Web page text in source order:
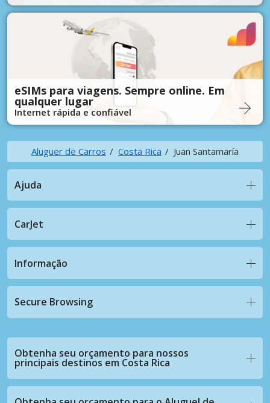
eSIMs para viagens. Sempre online. Em
qualquer lugar
Internet rápida e confiável
Aluguer de Carros Costa Rica Juan Santamaría
Ajuda
CarJet
Informação
Secure Browsing
Obtenha seu orçamento para nossos
principais destinos em Costa Rica